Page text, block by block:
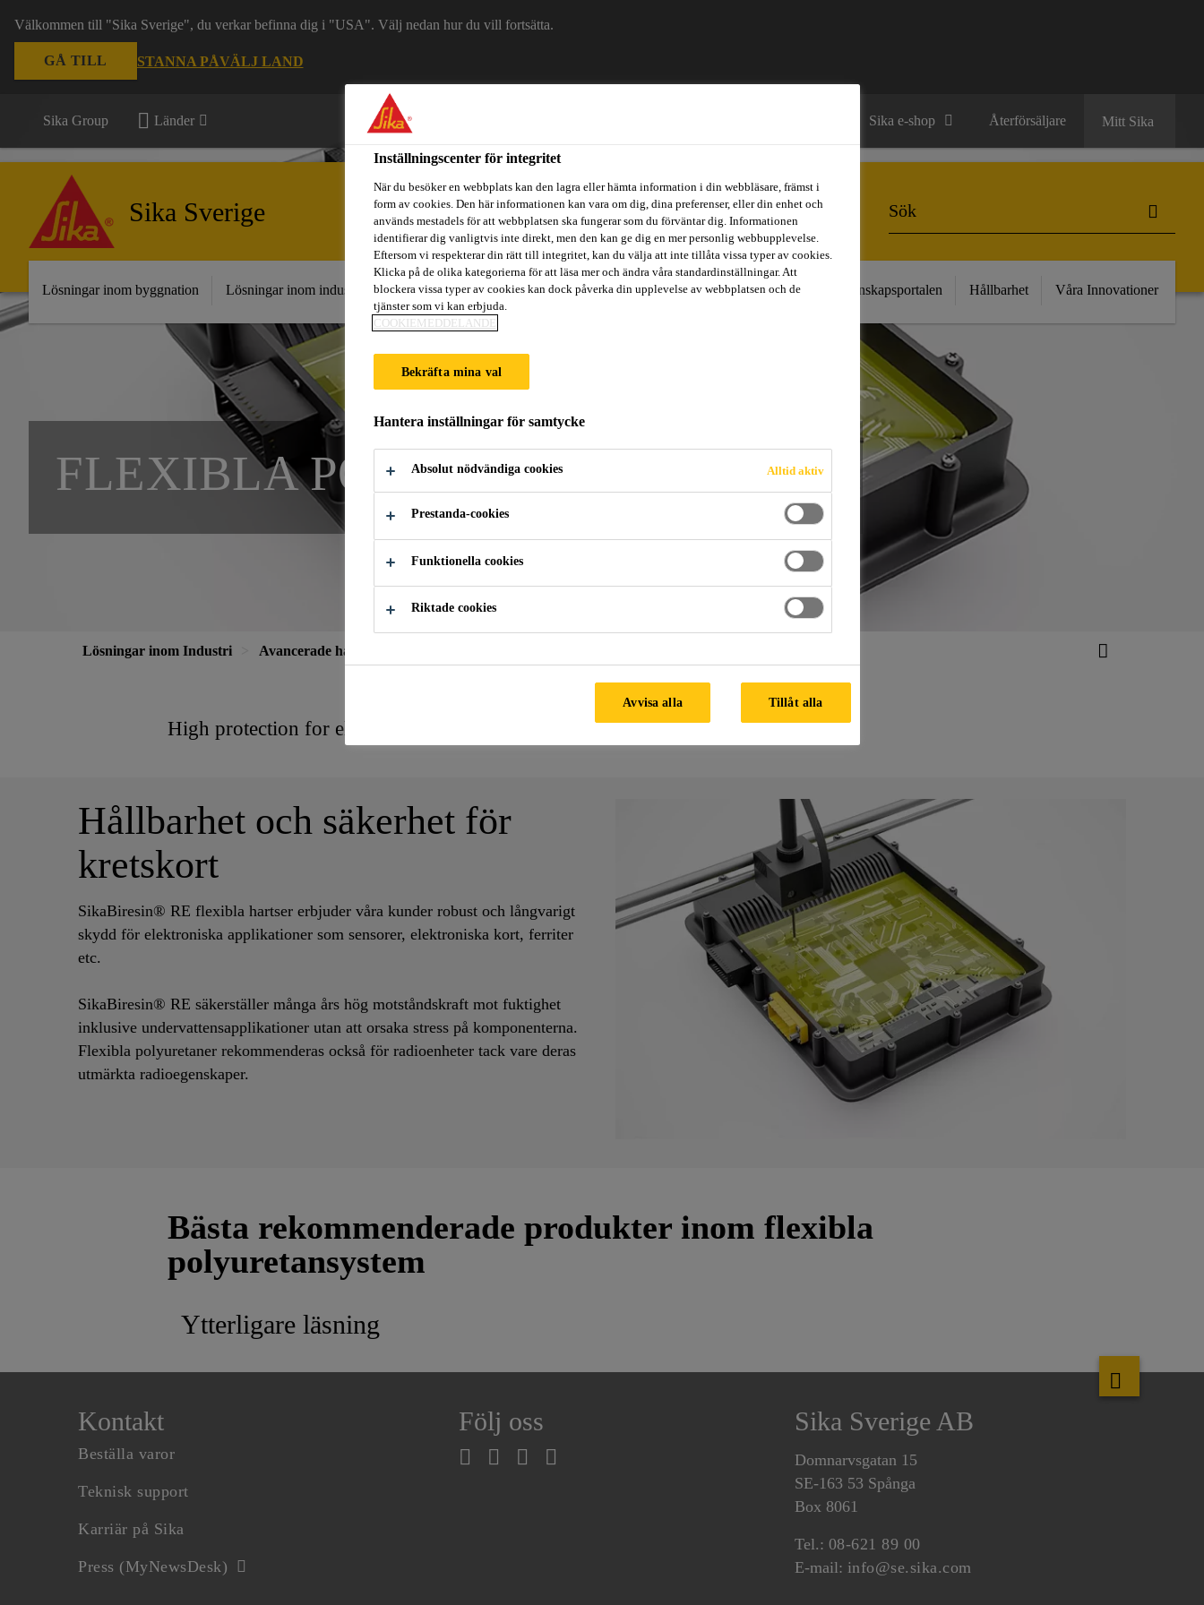
Välkommen till "Sika Sverige", du verkar befinna dig i "USA". Välj nedan hur du vill fortsätta.
GÅ TILL STANNA PÅVÄLJ LAND
Sika Group Länder Sika e-shop Återförsäljare Mitt Sika
Sika Sverige
Lösningar inom byggnation Lösningar inom industri Fritidsbåtar Referenser Teknisk Support Föreskrivare / Arkitekt Kunskapsportalen Hållbarhet Våra Innovationer
FLEXIBLA POLYURETANSYSTEM
Lösningar inom Industri Avancerade hartser
High protection for electronic components
Hållbarhet och säkerhet för
kretskort
SikaBiresin® RE flexibla hartser erbjuder våra kunder robust och långvarigt
skydd för elektroniska applikationer som sensorer, elektroniska kort, ferriter
etc.
SikaBiresin® RE säkerställer många års hög motståndskraft mot fuktighet
inklusive undervattensapplikationer utan att orsaka stress på komponenterna.
Flexibla polyuretaner rekommenderas också för radioenheter tack vare deras
utmärkta radioegenskaper.
Bästa rekommenderade produkter inom flexibla
polyuretansystem
Ytterligare läsning
Kontakt
Beställa varor
Teknisk support
Karriär på Sika
Press (MyNewsDesk)
Följ oss Sika Sverige AB
Domnarvsgatan 15
SE-163 53 Spånga
Box 8061
Tel.: 08-621 89 00
E-mail: info@se.sika.com
Inställningscenter för integritet
När du besöker en webbplats kan den lagra eller hämta information i din webbläsare, främst i
form av cookies. Den här informationen kan vara om dig, dina preferenser, eller din enhet och
används mestadels för att webbplatsen ska fungerar som du förväntar dig. Informationen
identifierar dig vanligtvis inte direkt, men den kan ge dig en mer personlig webbupplevelse.
Eftersom vi respekterar din rätt till integritet, kan du välja att inte tillåta vissa typer av cookies.
Klicka på de olika kategorierna för att läsa mer och ändra våra standardinställningar. Att
blockera vissa typer av cookies kan dock påverka din upplevelse av webbplatsen och de
tjänster som vi kan erbjuda.
COOKIEMEDDELANDE
Bekräfta mina val
Hantera inställningar för samtycke
Absolut nödvändiga cookies Alltid aktiv
Prestanda-cookies
Funktionella cookies
Riktade cookies
Avvisa alla Tillåt alla